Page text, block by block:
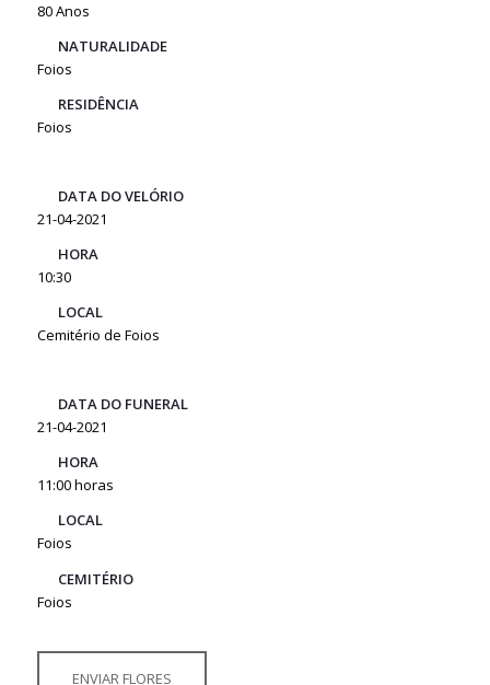
80 Anos
NATURALIDADE
Foios
RESIDÊNCIA
Foios
DATA DO VELÓRIO
21-04-2021
HORA
10:30
LOCAL
Cemitério de Foios
DATA DO FUNERAL
21-04-2021
HORA
11:00 horas
LOCAL
Foios
CEMITÉRIO
Foios
ENVIAR FLORES